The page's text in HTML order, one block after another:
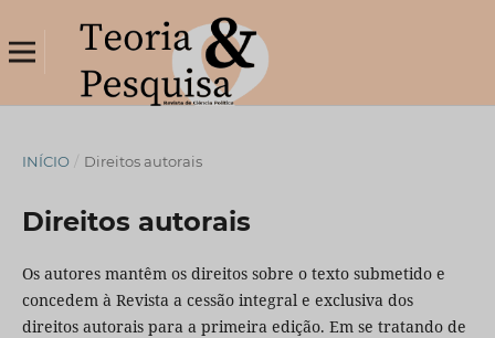
INÍCIO / Direitos autorais
Direitos autorais
Os autores mantêm os direitos sobre o texto submetido e
concedem à Revista a cessão integral e exclusiva dos
direitos autorais para a primeira edição. Em se tratando de